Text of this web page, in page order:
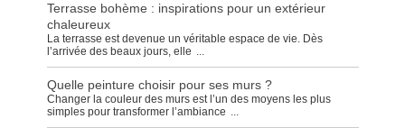
Terrasse bohème : inspirations pour un extérieur
chaleureux
La terrasse est devenue un véritable espace de vie. Dès
l’arrivée des beaux jours, elle ...
Quelle peinture choisir pour ses murs ?
Changer la couleur des murs est l’un des moyens les plus
simples pour transformer l’ambiance ...